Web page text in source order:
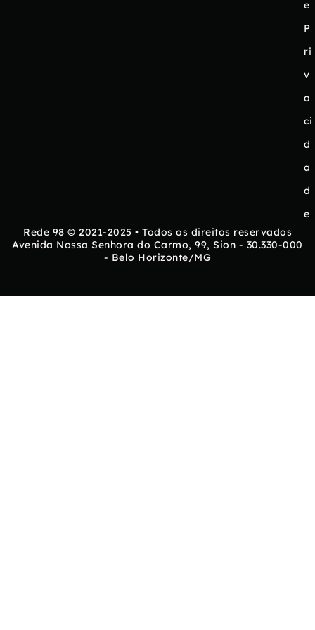
e
P
ri
v
a
ci
d
a
d
e
Rede 98 © 2021-2025 • Todos os direitos reservados
Avenida Nossa Senhora do Carmo, 99, Sion - 30.330-000
- Belo Horizonte/MG